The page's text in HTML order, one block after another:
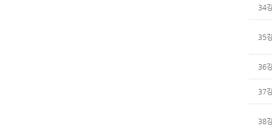
34
35
36
37
38